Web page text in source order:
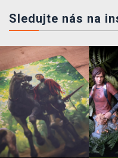
Sledujte nás na